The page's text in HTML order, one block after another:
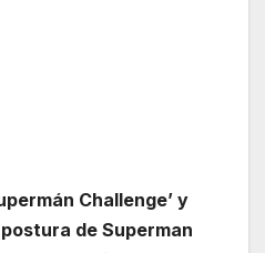
Challenge’ y
de Superman